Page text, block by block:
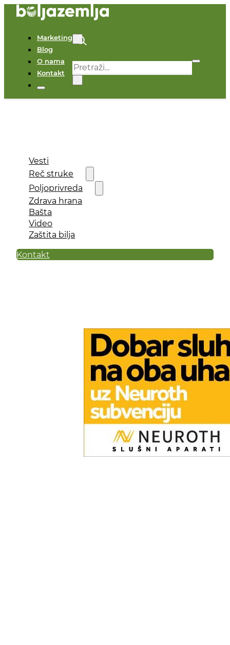
Marketing
Blog
O nama
Kontakt
Pretraga
Vesti
Reč struke
Poljoprivreda
Zdrava hrana
Bašta
Video
Zaštita bilja
Kontakt